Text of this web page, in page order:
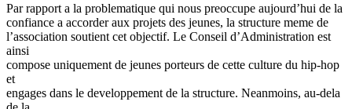
Par rapport a la problematique qui nous preoccupe aujourd’hui de la
confiance a accorder aux projets des jeunes, la structure meme de
l’association soutient cet objectif. Le Conseil d’Administration est
ainsi
compose uniquement de jeunes porteurs de cette culture du hip-hop
et
engages dans le developpement de la structure. Neanmoins, au-dela